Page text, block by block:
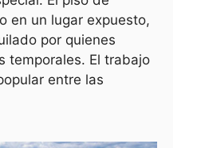
en un lugar expuesto,
por quienes
temporales. El trabajo
entre las